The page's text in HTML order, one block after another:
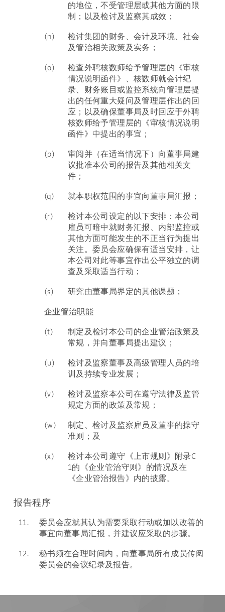
的地位，不受管理层或其他方面的限
制；以及检讨及监察其成效；
(n)
检讨集团的财务、会计及环境、社会
及管治相关政策及实务；
(o)
检查外聘核数师给予管理层的《审核
情况说明函件》、核数师就会计纪
录、财务账目或监控系统向管理层提
出的任何重大疑问及管理层作出的回
应；以及确保董事局及时回应于外聘
核数师给予管理层的《审核情况说明
函件》中提出的事宜；
(p)
审阅并（在适当情况下）向董事局建
议批准本公司的报告及其他相关文
件；
(q) 就本职权范围的事宜向董事局汇报；
(r)
检讨本公司设定的以下安排：本公司
雇员可暗中就财务汇报、内部监控或
其他方面可能发生的不正当行为提出
关注。委员会应确保有适当安排，让
本公司对此等事宜作出公平独立的调
查及采取适当行动；
(s) 研究由董事局界定的其他课题；
企业管治职能
(t)
制定及检讨本公司的企业管治政策及
常规，并向董事局提出建议；
(u)
检讨及监察董事及高级管理人员的培
训及持续专业发展；
(v)
检讨及监察本公司在遵守法律及监管
规定方面的政策及常规；
(w)
制定、检讨及监察雇员及董事的操守
准则；及
(x)
检讨本公司遵守《上市规则》附录C
1的《企业管治守则》的情况及在
《企业管治报告》内的披露。
报告程序
11.
委员会应就其认为需要采取行动或加以改善的
事宜向董事局汇报，并建议应采取的步骤。
12.
秘书须在合理时间内，向董事局所有成员传阅
委员会的会议纪录及报告。